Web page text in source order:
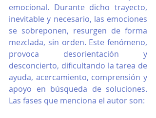
emocional. Durante dicho trayecto,
inevitable y necesario, las emociones
se sobreponen, resurgen de forma
mezclada, sin orden. Este fenómeno,
provoca desorientación y
desconcierto, dificultando la tarea de
ayuda, acercamiento, comprensión y
apoyo en búsqueda de soluciones.
Las fases que menciona el autor son: